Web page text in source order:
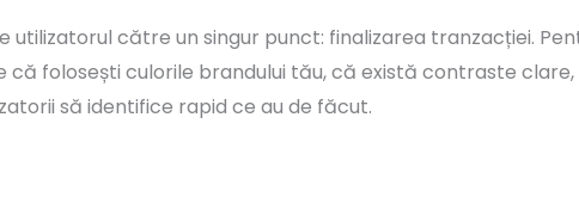
utilizatorul către un singur punct: finalizarea tranzacției.
că folosești culorile brandului tău, că există contraste clare,
să identifice rapid ce au de făcut.